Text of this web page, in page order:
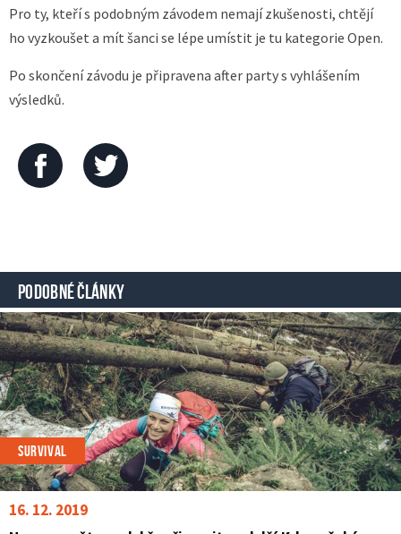
Pro ty, kteří s podobným závodem nemají zkušenosti, chtějí
ho vyzkoušet a mít šanci se lépe umístit je tu kategorie Open.
Po skončení závodu je připravena after party s vyhlášením
výsledků.
PODOBNÉ ČLÁNKY
SURVIVAL
16. 12. 2019